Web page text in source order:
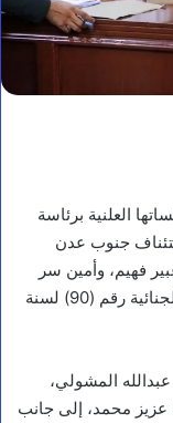
العلنية برئاسة
جنوب عدن
فهيم، وأمين سر
الجلسة زكي باسل، وذلك للنظر في القضية الجنائية رقم (90) لسنة
المشولي،
عزيز محمد، إلى جانب